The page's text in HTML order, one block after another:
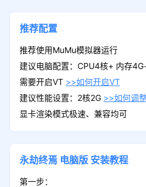
推荐配置
推荐使用MuMu模拟器运行
建议电脑配置：CPU4核+ 内存
需要开启VT >>如何开启VT
建议性能设置：2核2G >>如何调
显卡渲染模式极速、兼容均可
永劫终焉 电脑版 安装教程
第一步：